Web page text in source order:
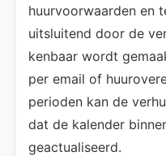
huurvoorwaarden en
uitsluitend door de
kenbaar wordt
per email of
perioden kan de
dat de kalender
geactualiseerd.